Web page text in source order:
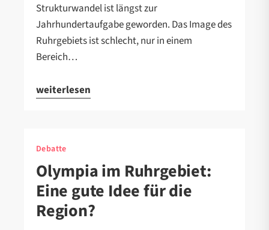
Strukturwandel ist längst zur
Jahrhundertaufgabe geworden. Das Image des
Ruhrgebiets ist schlecht, nur in einem
Bereich…
weiterlesen
Debatte
Olympia im Ruhrgebiet:
Eine gute Idee für die
Region?